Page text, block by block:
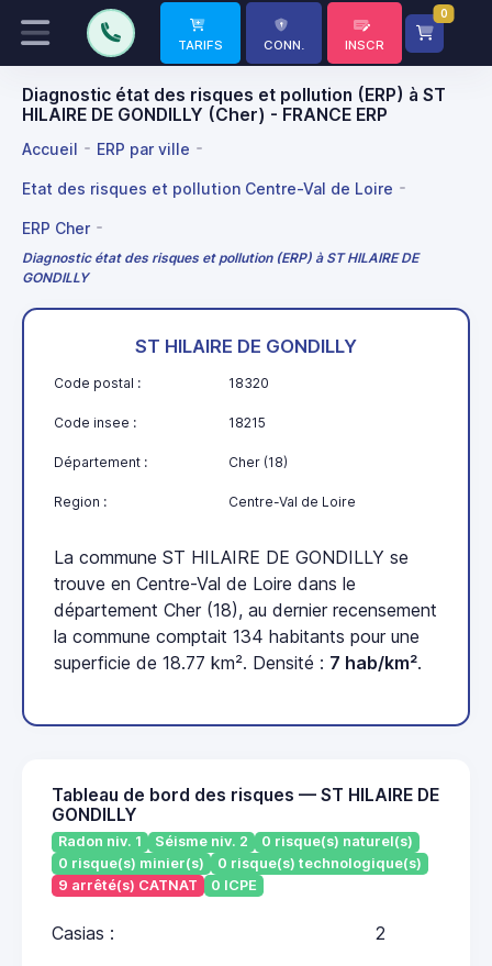
TARIFS CONN. INSCR
0
Diagnostic état des risques et pollution (ERP) à ST
HILAIRE DE GONDILLY (Cher) - FRANCE ERP
Accueil ERP par ville
Etat des risques et pollution Centre-Val de Loire
ERP Cher
Diagnostic état des risques et pollution (ERP) à ST HILAIRE DE
GONDILLY
ST HILAIRE DE GONDILLY
Code postal : 18320
Code insee : 18215
Département : Cher (18)
Region : Centre-Val de Loire
La commune ST HILAIRE DE GONDILLY se
trouve en Centre-Val de Loire dans le
département Cher (18), au dernier recensement
la commune comptait 134 habitants pour une
superficie de 18.77 km². Densité : 7 hab/km².
Tableau de bord des risques — ST HILAIRE DE
GONDILLY
Radon niv. 1 Séisme niv. 2
0 risque(s) naturel(s)
0 risque(s) minier(s)
0 risque(s) technologique(s)
9 arrêté(s) CATNAT
0 ICPE
Casias : 2